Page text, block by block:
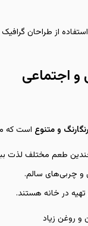
از طراحان
و اجتماعی
و متنوع است که
چندین طعم مختلف لذت
و چربی‌های سالم.
تهیه در خانه هستند.
و روغن زیاد